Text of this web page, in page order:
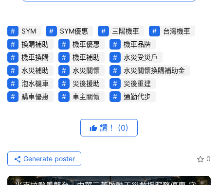
跨
界
玩
C
A
R
綜
口
碑
中
的機車，即可享有更換SYM原廠指定零件8折優惠
天災無情，SYM三陽機車作為本土品牌，始終秉持關懷在
地、與用戶站在一起的理念，期望透過實際行動，協助災區
民眾早日恢復正常生活。
【水災關懷 專案內容】
述機種全系列產品)，提供3,000元（電匯）水災關懷金。
二、更換SYM原廠指定零件8折優惠，指定項目為：空氣濾
芯 / 開關 / 火星塞 / 碼錶 /繼電器 / 高壓線圈組(CDI) / 引
擎控制器(ECU)。活動經銷商：全國各地三陽機車經銷商
SYM SYM優惠 三陽機車
台灣機車
換購補助
機車優惠
機車品牌
機車換購
機車補助
水災受災戶
水災補助
水災關懷
水災關懷換購補助金
泡水機車
災後援助
災後重建
購車優惠
車主關懷 通勤代步
讚！ (0)
0
Generate poster